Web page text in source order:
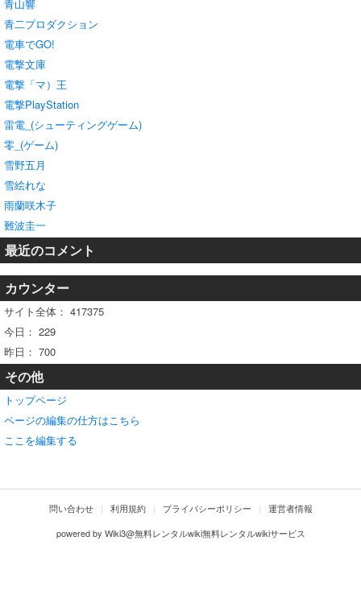
青山響
青二プロダクション
電車でGO!
電撃文庫
電撃「マ）王
電撃PlayStation
雷電_(シューティングゲーム)
零_(ゲーム)
雪野五月
雪絵れな
雨蘭咲木子
難波圭一
最近のコメント
カウンター
サイト全体： 417375
今日： 229
昨日： 700
その他
トップページ
ページの編集の仕方はこちら
ここを編集する
問い合わせ 利用規約 プライバシーポリシー
運営者情報
powered by Wiki3@無料レンタルwiki無料レンタルwikiサービス